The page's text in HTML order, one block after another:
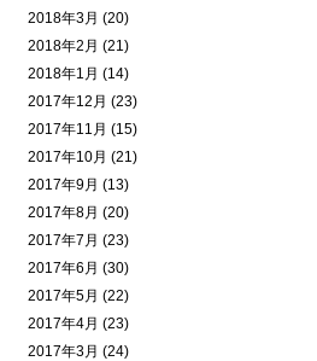
2018年3月 (20)
2018年2月 (21)
2018年1月 (14)
2017年12月 (23)
2017年11月 (15)
2017年10月 (21)
2017年9月 (13)
2017年8月 (20)
2017年7月 (23)
2017年6月 (30)
2017年5月 (22)
2017年4月 (23)
2017年3月 (24)